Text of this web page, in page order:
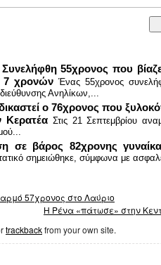
55χρονος που
7 χρονών Ένας 55χρονος
Ανηλίκων,...
ο 76χρονος που
Κερατέα Στις 21 Σεπτεμβρίου
σε βάρος 82χρονης
σημειώθηκε, σύμφωνα με
57χρονος στο Λαύριο
Η Ρένα «πάτωσε» στην
trackbackfrom your own site.